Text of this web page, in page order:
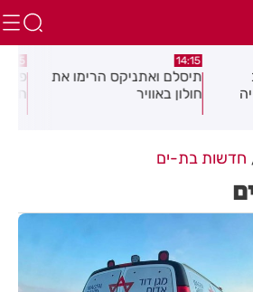
את
13:05
פצוע בתאונת אופנוע במרכז
חולון
חדשות בת-ים